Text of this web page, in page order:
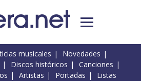
musicales
Novedades
Discos históricos
Canciones
Artistas Portadas Listas